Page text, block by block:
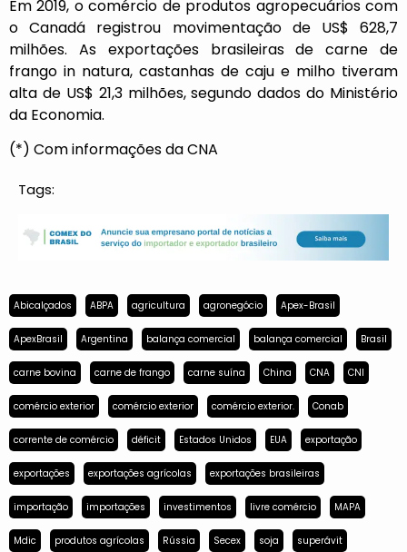
Em 2019, o comércio de produtos agropecuários com
o Canadá registrou movimentação de US$ 628,7
milhões. As exportações brasileiras de carne de
frango in natura, castanhas de caju e milho tiveram
alta de US$ 21,3 milhões, segundo dados do Ministério
da Economia.
(*) Com informações da CNA
Tags:
Abicalçados ABPA agricultura agronegócio Apex-Brasil
ApexBrasil Argentina balança comercial balança comercial Brasil
carne bovina carne de frango carne suína China CNA CNI
comércio exterior comércio exterior comércio exterior. Conab
corrente de comércio déficit Estados Unidos EUA exportação
exportações exportações agrícolas exportações brasileiras
importação importações investimentos livre comércio MAPA
Mdic produtos agrícolas Rússia Secex soja superávit